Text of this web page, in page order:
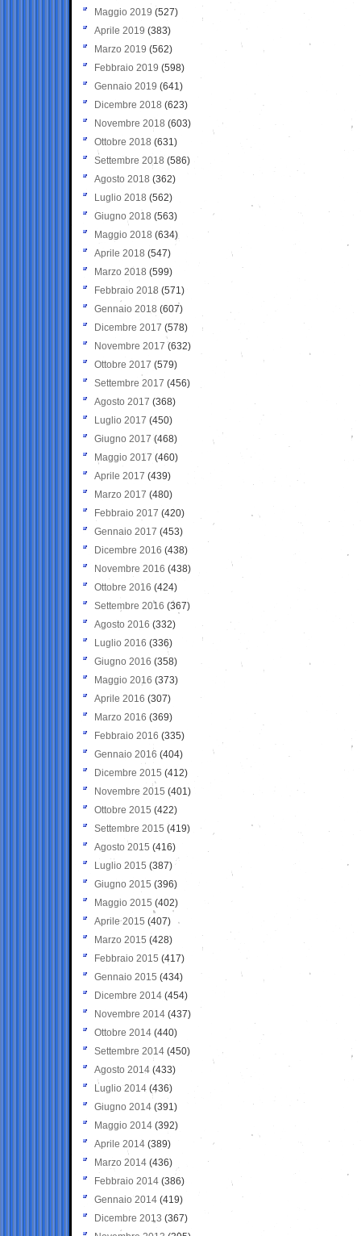
Maggio 2019 (527)
Aprile 2019 (383)
Marzo 2019 (562)
Febbraio 2019 (598)
Gennaio 2019 (641)
Dicembre 2018 (623)
Novembre 2018 (603)
Ottobre 2018 (631)
Settembre 2018 (586)
Agosto 2018 (362)
Luglio 2018 (562)
Giugno 2018 (563)
Maggio 2018 (634)
Aprile 2018 (547)
Marzo 2018 (599)
Febbraio 2018 (571)
Gennaio 2018 (607)
Dicembre 2017 (578)
Novembre 2017 (632)
Ottobre 2017 (579)
Settembre 2017 (456)
Agosto 2017 (368)
Luglio 2017 (450)
Giugno 2017 (468)
Maggio 2017 (460)
Aprile 2017 (439)
Marzo 2017 (480)
Febbraio 2017 (420)
Gennaio 2017 (453)
Dicembre 2016 (438)
Novembre 2016 (438)
Ottobre 2016 (424)
Settembre 2016 (367)
Agosto 2016 (332)
Luglio 2016 (336)
Giugno 2016 (358)
Maggio 2016 (373)
Aprile 2016 (307)
Marzo 2016 (369)
Febbraio 2016 (335)
Gennaio 2016 (404)
Dicembre 2015 (412)
Novembre 2015 (401)
Ottobre 2015 (422)
Settembre 2015 (419)
Agosto 2015 (416)
Luglio 2015 (387)
Giugno 2015 (396)
Maggio 2015 (402)
Aprile 2015 (407)
Marzo 2015 (428)
Febbraio 2015 (417)
Gennaio 2015 (434)
Dicembre 2014 (454)
Novembre 2014 (437)
Ottobre 2014 (440)
Settembre 2014 (450)
Agosto 2014 (433)
Luglio 2014 (436)
Giugno 2014 (391)
Maggio 2014 (392)
Aprile 2014 (389)
Marzo 2014 (436)
Febbraio 2014 (386)
Gennaio 2014 (419)
Dicembre 2013 (367)